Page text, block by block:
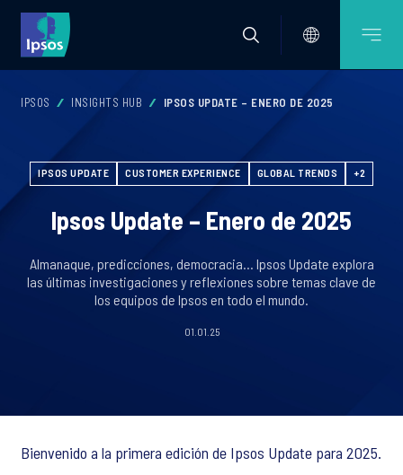
IPSOS INSIGHTS HUB IPSOS UPDATE – ENERO DE 2025
IPSOS UPDATE CUSTOMER EXPERIENCE GLOBAL TRENDS +2
Ipsos Update – Enero de 2025
Almanaque, predicciones, democracia… Ipsos Update explora
las últimas investigaciones y reflexiones sobre temas clave de
los equipos de Ipsos en todo el mundo.
01.01.25
Bienvenido a la primera edición de Ipsos Update para 2025.